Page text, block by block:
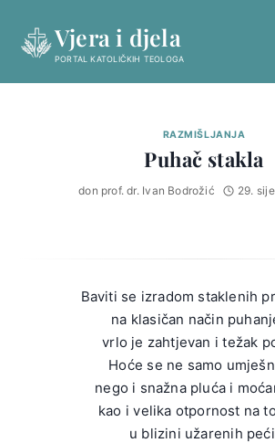
content
Vjera i djela
PORTAL KATOLIČKIH TEOLOGA
RAZMIŠLJANJA
Puhač stakla
don prof. dr. Ivan Bodrožić 29.
Baviti se izradom staklenih
na klasičan način
vrlo je zahtjevan i težak
Hoće se ne samo
nego i snažna pluća i
kao i velika otpornost na
u blizini užarenih